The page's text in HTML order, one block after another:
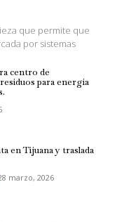
que permite que
por sistemas
centro de
para energía
en Tijuana y traslada
marzo, 2026